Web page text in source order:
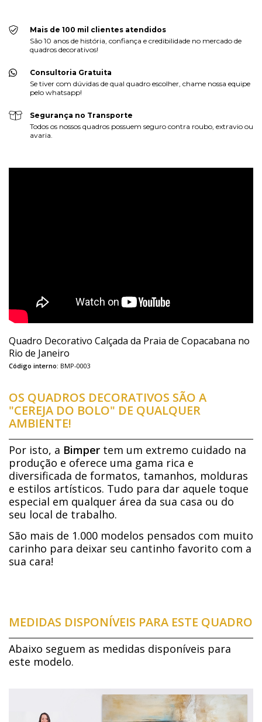
Mais de 100 mil clientes atendidos
São 10 anos de história, confiança e credibilidade no mercado de
quadros decorativos!
Consultoria Gratuita
Se tiver com dúvidas de qual quadro escolher, chame nossa equipe
pelo whatsapp!
Segurança no Transporte
Todos os nossos quadros possuem seguro contra roubo, extravio ou
avaria.
Quadro Decorativo Calçada da Praia de Copacabana no
Rio de Janeiro
Código interno: BMP-0003
OS QUADROS DECORATIVOS SÃO A
"CEREJA DO BOLO" DE QUALQUER
AMBIENTE!
Por isto, a Bimper tem um extremo cuidado na
produção e oferece uma gama rica e
diversificada de formatos, tamanhos, molduras
e estilos artísticos. Tudo para dar aquele toque
especial em qualquer área da sua casa ou do
seu local de trabalho.
São mais de 1.000 modelos pensados com muito
carinho para deixar seu cantinho favorito com a
sua cara!
MEDIDAS DISPONÍVEIS PARA ESTE QUADRO
Abaixo seguem as medidas disponíveis para
este modelo.